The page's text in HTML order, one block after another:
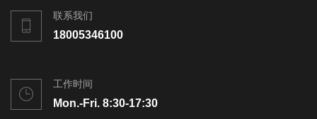
联系我们
18005346100
工作时间
Mon.-Fri. 8:30-17:30